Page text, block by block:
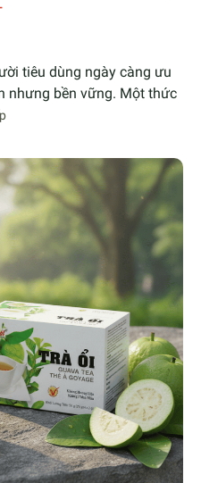
tiêu dùng ngày càng ưu
nhưng bền vững. Một thức